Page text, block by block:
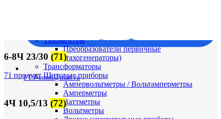
FTS-omsk@mail.ru
Тахоментры
Преобразователи первичные
(тахогенераторы)
Трансформаторы
Щитовые приборы
Ампервольтметры / Вольтамперметры
Амперметры
Ваттметры
Вольтметры
6-8Ч 23/30 (71)
71 продукт
4Ч 10,5/13 (72)